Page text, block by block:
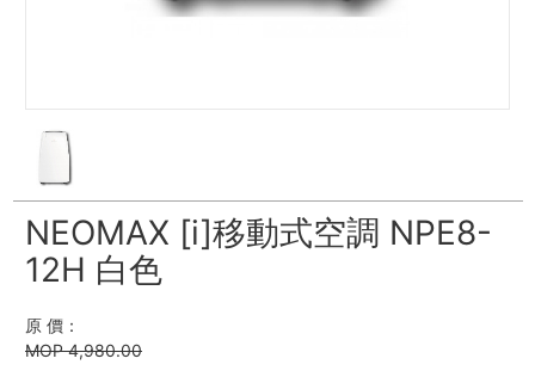
NEOMAX [i]移動式空調 NPE8-
12H 白色
原 價：
MOP 4,980.00